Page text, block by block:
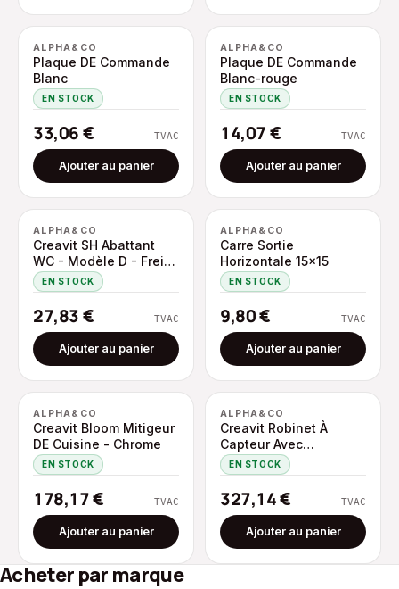
ALPHA&CO
Plaque DE Commande
Blanc
EN STOCK
33,06€ TVAC
Ajouter au panier
ALPHA&CO
Plaque DE Commande
Blanc-rouge
EN STOCK
14,07€ TVAC
Ajouter au panier
ALPHA&CO
Creavit SH Abattant
WC - Modèle D - Frein
DE Chute - Déclipsable
- Duroplast -
Charnières EN INOX -
Blanc Brillant
EN STOCK
27,83€ TVAC
Ajouter au panier
ALPHA&CO
Carre Sortie
Horizontale 15×15
EN STOCK
9,80€ TVAC
Ajouter au panier
ALPHA&CO
Creavit Bloom Mitigeur
DE Cuisine - Chrome
EN STOCK
178,17€ TVAC
Ajouter au panier
ALPHA&CO
Creavit Robinet À
Capteur Avec
Régulateur Thermique
- Chrome
EN STOCK
327,14€ TVAC
Ajouter au panier
Acheter par marque